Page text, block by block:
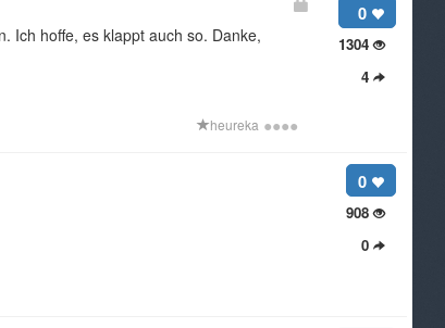
0
1304
4
Ich hoffe, es klappt auch so. Danke,
heureka ●●●●
0
908
0